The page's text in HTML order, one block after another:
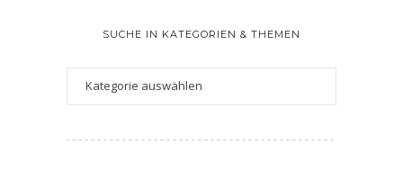
SUCHE IN KATEGORIEN & THEMEN